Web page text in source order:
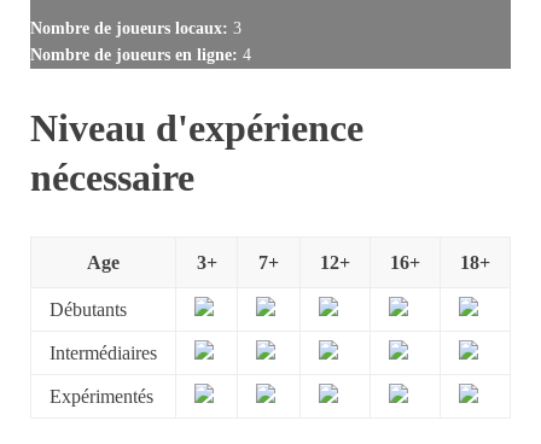
Nombre de joueurs locaux: 3
Nombre de joueurs en ligne: 4
Niveau d'expérience
nécessaire
Age 3+ 7+ 12+ 16+ 18+
Débutants
Intermédiaires
Expérimentés